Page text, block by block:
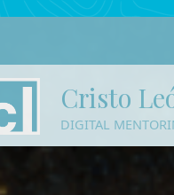
Cristo
DIGITAL